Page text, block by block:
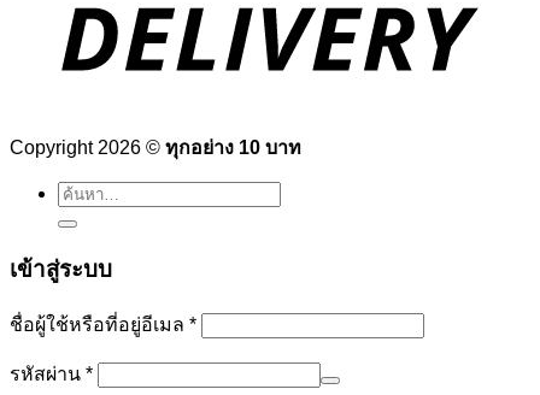
Copyright 2026 © ทุกอย่าง 10 บาท
ค้นหา:
เข้าสู่ระบบ
ชื่อผู้ใช้หรือที่อยู่อีเมล *ต้องการ
รหัสผ่าน *ต้องการ